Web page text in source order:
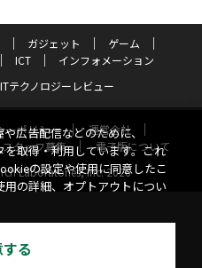
ガジェット
ゲーム
ICT
インフォメーション
テクノロジーレビュー
ーポリシー
運営会社
スタッフ募集
電子版について
Laboratories, Inc. 2026
広告配信などのために、
取得・利用しています。これ
の設定や使用に同意したこ
用の詳細、オプトアウトについ
る